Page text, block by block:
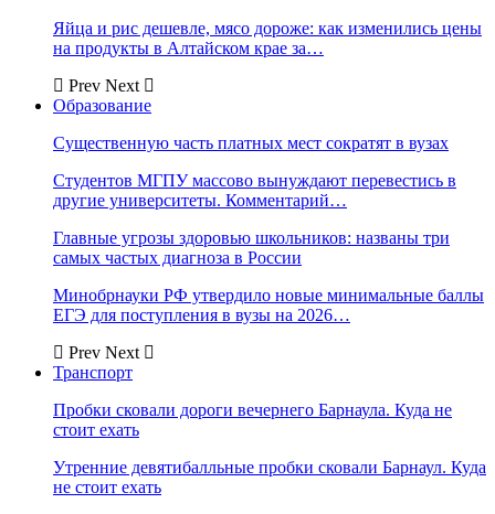
Яйца и рис дешевле, мясо дороже: как изменились цены
на продукты в Алтайском крае за…
Prev Next
Образование
Существенную часть платных мест сократят в вузах
Студентов МГПУ массово вынуждают перевестись в
другие университеты. Комментарий…
Главные угрозы здоровью школьников: названы три
самых частых диагноза в России
Минобрнауки РФ утвердило новые минимальные баллы
ЕГЭ для поступления в вузы на 2026…
Prev Next
Транспорт
Пробки сковали дороги вечернего Барнаула. Куда не
стоит ехать
Утренние девятибалльные пробки сковали Барнаул. Куда
не стоит ехать